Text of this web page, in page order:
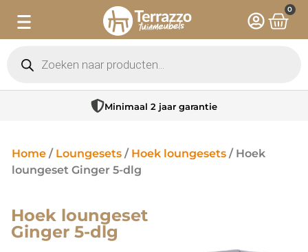
0
Minimaal 2 jaar garantie
Home / Loungesets / Hoek loungesets / Hoek
loungeset Ginger 5-dlg
Hoek loungeset
Ginger 5-dlg